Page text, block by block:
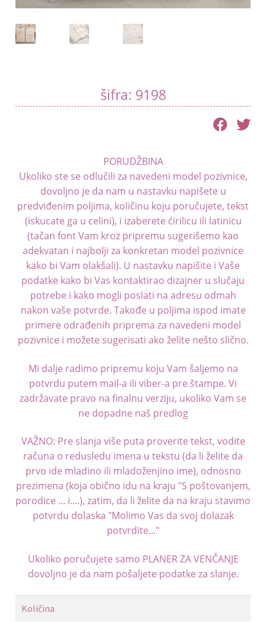
šifra: 9198
PORUDŽBINA
Ukoliko ste se odlučili za navedeni model pozivnice,
dovoljno je da nam u nastavku napišete u
predviđenim poljima, količinu koju poručujete, tekst
(iskucate ga u celini), i izaberete ćirilicu ili latinicu
(tačan font Vam kroz pripremu sugerišemo kao
adekvatan i najbolji za konkretan model pozivnice
kako bi Vam olakšali). U nastavku napišite i Vaše
podatke kako bi Vas kontaktirao dizajner u slučaju
potrebe i kako mogli poslati na adresu odmah
nakon vaše potvrde. Takođe u poljima ispod imate
primere odrađenih priprema za navedeni model
pozivnice i možete sugerisati ako želite nešto slično.
Mi dalje radimo pripremu koju Vam šaljemo na
potvrdu putem mail-a ili viber-a pre štampe. Vi
zadržavate pravo na finalnu verziju, ukoliko Vam se
ne dopadne naš predlog
VAŽNO: Pre slanja više puta proverite tekst, vodite
računa o redusledu imena u tekstu (da li želite da
prvo ide mladino ili mladoženjino ime), odnosno
prezimena (koja obično idu na kraju "S poštovanjem,
porodice ... i....), zatim, da li želite da na kraju stavimo
potvrdu dolaska "Molimo Vas da svoj dolazak
potvrdite..."
Ukoliko poručujete samo PLANER ZA VENČANJE
dovoljno je da nam pošaljete podatke za slanje.